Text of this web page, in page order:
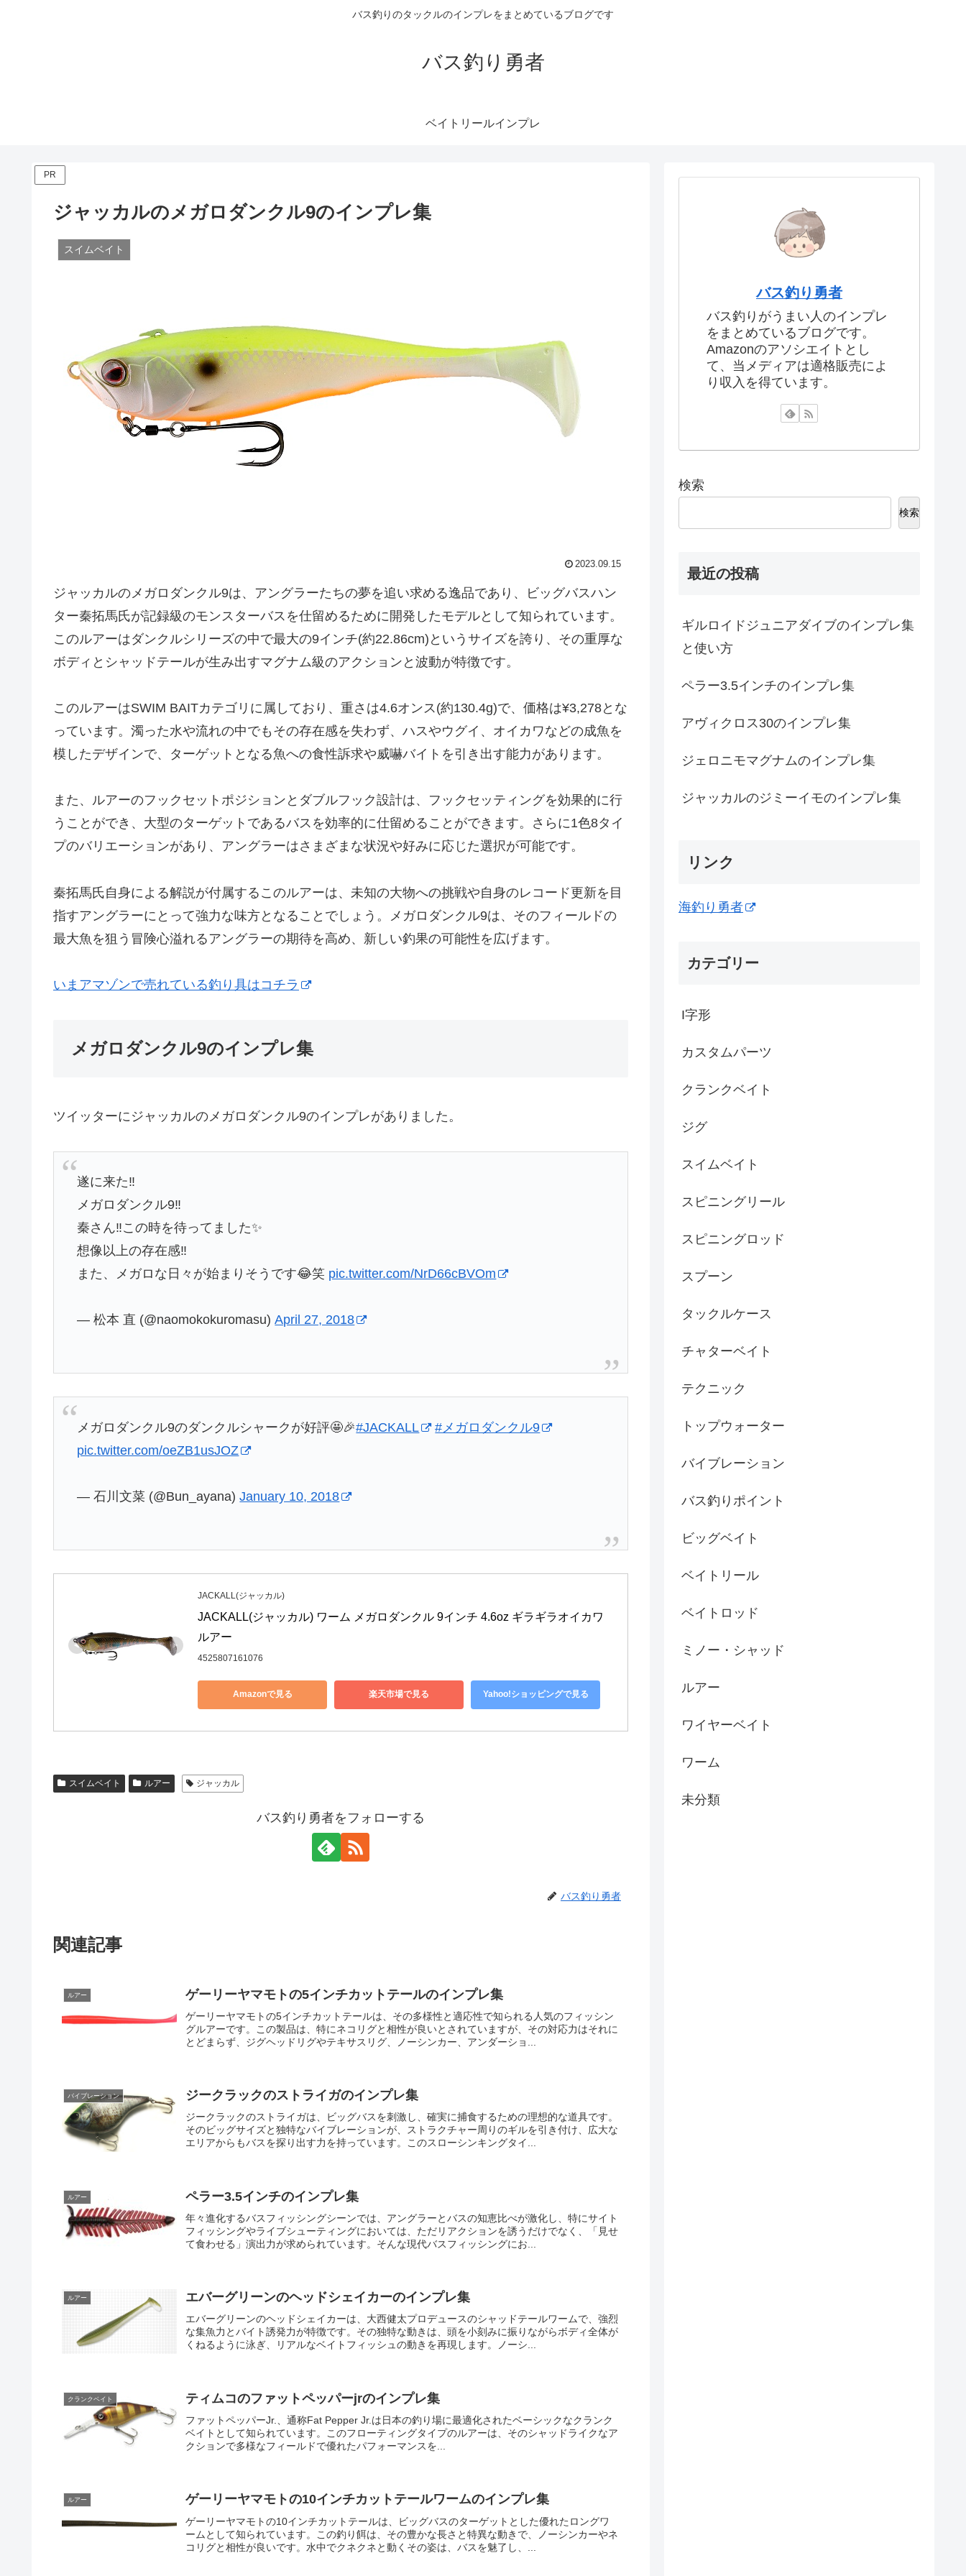
バス釣りのタックルのインプレをまとめているブログです
バス釣り勇者
ベイトリールインプレ
PR
ジャッカルのメガロダンクル9のインプレ集
スイムベイト
2023.09.15
ジャッカルのメガロダンクル9は、アングラーたちの夢を追い求める逸品であり、ビッグバスハン
ター秦拓馬氏が記録級のモンスターバスを仕留めるために開発したモデルとして知られています。
このルアーはダンクルシリーズの中で最大の9インチ(約22.86cm)というサイズを誇り、その重厚な
ボディとシャッドテールが生み出すマグナム級のアクションと波動が特徴です。
このルアーはSWIM BAITカテゴリに属しており、重さは4.6オンス(約130.4g)で、価格は¥3,278とな
っています。濁った水や流れの中でもその存在感を失わず、ハスやウグイ、オイカワなどの成魚を
模したデザインで、ターゲットとなる魚への食性訴求や威嚇バイトを引き出す能力があります。
また、ルアーのフックセットポジションとダブルフック設計は、フックセッティングを効果的に行
うことができ、大型のターゲットであるバスを効率的に仕留めることができます。さらに1色8タイ
プのバリエーションがあり、アングラーはさまざまな状況や好みに応じた選択が可能です。
秦拓馬氏自身による解説が付属するこのルアーは、未知の大物への挑戦や自身のレコード更新を目
指すアングラーにとって強力な味方となることでしょう。メガロダンクル9は、そのフィールドの
最大魚を狙う冒険心溢れるアングラーの期待を高め、新しい釣果の可能性を広げます。
いまアマゾンで売れている釣り具はコチラ
メガロダンクル9のインプレ集
ツイッターにジャッカルのメガロダンクル9のインプレがありました。
遂に来た‼️
メガロダンクル9‼️
秦さん‼️この時を待ってました✨
想像以上の存在感‼️
また、メガロな日々が始まりそうです😂笑 pic.twitter.com/NrD66cBVOm
— 松本 直 (@naomokokuromasu)April 27, 2018
メガロダンクル9のダンクルシャークが好評🤩🎉#JACKALL
#メガロダンクル9
pic.twitter.com/oeZB1usJOZ
— 石川文菜 (@Bun_ayana)January 10, 2018
JACKALL(ジャッカル)
JACKALL(ジャッカル) ワーム メガロダンクル 9インチ 4.6oz ギラギラオイカワ
ルアー
4525807161076
Amazonで見る 楽天市場で見る Yahoo!ショッピングで見る
スイムベイト ルアー ジャッカル
バス釣り勇者をフォローする
バス釣り勇者
関連記事
ルアー ゲーリーヤマモトの5インチカットテールのインプレ集
ゲーリーヤマモトの5インチカットテールは、その多様性と適応性で知られる人気のフィッシン
グルアーです。この製品は、特にネコリグと相性が良いとされていますが、その対応力はそれに
とどまらず、ジグヘッドリグやテキサスリグ、ノーシンカー、アンダーショ...
バイブレーション ジークラックのストライガのインプレ集
ジークラックのストライガは、ビッグバスを刺激し、確実に捕食するための理想的な道具です。
そのビッグサイズと独特なバイブレーションが、ストラクチャー周りのギルを引き付け、広大な
エリアからもバスを探り出す力を持っています。このスローシンキングタイ...
ルアー ペラー3.5インチのインプレ集
年々進化するバスフィッシングシーンでは、アングラーとバスの知恵比べが激化し、特にサイト
フィッシングやライブシューティングにおいては、ただリアクションを誘うだけでなく、「見せ
て食わせる」演出力が求められています。そんな現代バスフィッシングにお...
ルアー エバーグリーンのヘッドシェイカーのインプレ集
エバーグリーンのヘッドシェイカーは、大西健太プロデュースのシャッドテールワームで、強烈
な集魚力とバイト誘発力が特徴です。その独特な動きは、頭を小刻みに振りながらボディ全体が
くねるように泳ぎ、リアルなベイトフィッシュの動きを再現します。ノーシ...
クランクベイト ティムコのファットペッパーjrのインプレ集
ファットペッパーJr.、通称Fat Pepper Jr.は日本の釣り場に最適化されたベーシックなクランク
ベイトとして知られています。このフローティングタイプのルアーは、そのシャッドライクなア
クションで多様なフィールドで優れたパフォーマンスを...
ルアー ゲーリーヤマモトの10インチカットテールワームのインプレ集
ゲーリーヤマモトの10インチカットテールは、ビッグバスのターゲットとした優れたロングワ
ームとして知られています。この釣り餌は、その豊かな長さと特異な動きで、ノーシンカーやネ
コリグと相性が良いです。水中でクネクネと動くその姿は、バスを魅了し、...
バス釣り勇者
バス釣りがうまい人のインプレ
をまとめているブログです。
Amazonのアソシエイトとし
て、当メディアは適格販売によ
り収入を得ています。
検索
検索
最近の投稿
ギルロイドジュニアダイブのインプレ集
と使い方
ペラー3.5インチのインプレ集
アヴィクロス30のインプレ集
ジェロニモマグナムのインプレ集
ジャッカルのジミーイモのインプレ集
リンク
海釣り勇者
カテゴリー
I字形
カスタムパーツ
クランクベイト
ジグ
スイムベイト
スピニングリール
スピニングロッド
スプーン
タックルケース
チャターベイト
テクニック
トップウォーター
バイブレーション
バス釣りポイント
ビッグベイト
ベイトリール
ベイトロッド
ミノー・シャッド
ルアー
ワイヤーベイト
ワーム
未分類